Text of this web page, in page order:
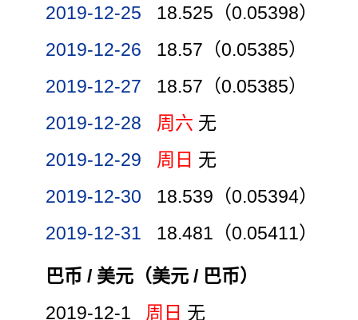
2019-12-25
18.525（0.05398）
2019-12-26
18.57（0.05385）
2019-12-27
18.57（0.05385）
2019-12-28
周六 无
2019-12-29
周日 无
2019-12-30
18.539（0.05394）
2019-12-31
18.481（0.05411）
巴币 / 美元（美元 / 巴币）
2019-12-1 周日 无